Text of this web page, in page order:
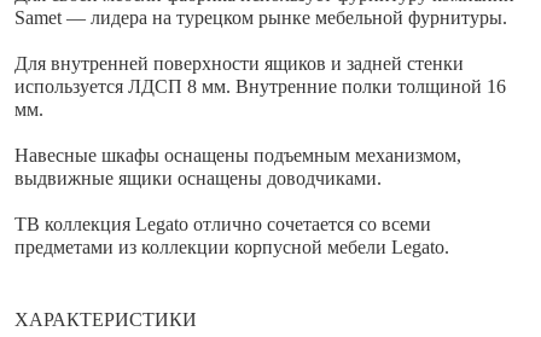
Samet — лидера на турецком рынке мебельной фурнитуры.
Для внутренней поверхности ящиков и задней стенки
используется ЛДСП 8 мм. Внутренние полки толщиной 16
мм.
Навесные шкафы оснащены подъемным механизмом,
выдвижные ящики оснащены доводчиками.
ТВ коллекция Legato отлично сочетается со всеми
предметами из коллекции корпусной мебели Legato.
ХАРАКТЕРИСТИКИ